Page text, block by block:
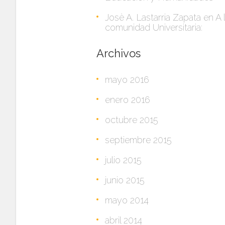
Josè A. Lastarria Zapata en A
comunidad Universitaria:
Archivos
mayo 2016
enero 2016
octubre 2015
septiembre 2015
julio 2015
junio 2015
mayo 2014
abril 2014